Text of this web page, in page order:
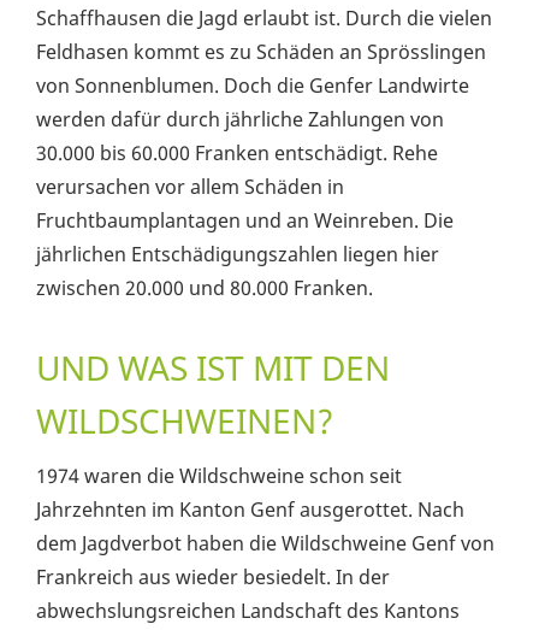
Schaffhausen die Jagd erlaubt ist. Durch die vielen
Feldhasen kommt es zu Schäden an Sprösslingen
von Sonnenblumen. Doch die Genfer Landwirte
werden dafür durch jährliche Zahlungen von
30.000 bis 60.000 Franken entschädigt. Rehe
verursachen vor allem Schäden in
Fruchtbaumplantagen und an Weinreben. Die
jährlichen Entschädigungszahlen liegen hier
zwischen 20.000 und 80.000 Franken.
UND WAS IST MIT DEN
WILDSCHWEINEN?
1974 waren die Wildschweine schon seit
Jahrzehnten im Kanton Genf ausgerottet. Nach
dem Jagdverbot haben die Wildschweine Genf von
Frankreich aus wieder besiedelt. In der
abwechslungsreichen Landschaft des Kantons